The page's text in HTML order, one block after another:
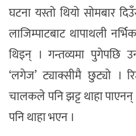
घटना यस्तो थियो सोमबार
लाजिम्पाटबाट थापाथली
थिइन् । गन्तव्यमा पुगेपछि
‘लगेज’ ट्याक्सीमै छुट्यो ।
चालकले पनि झट्ट थाहा
पनि थाहा भएन ।